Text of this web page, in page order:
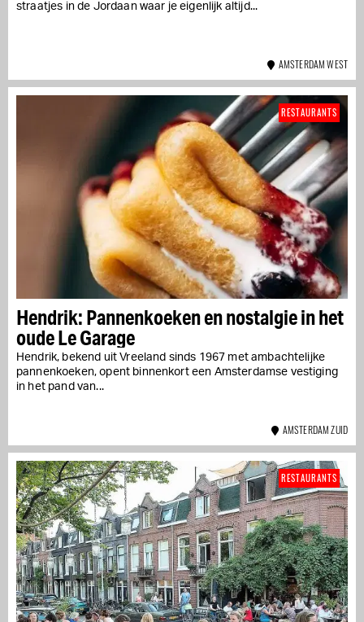
straatjes in de Jordaan waar je eigenlijk altijd...
AMSTERDAM WEST
Hendrik: Pannenkoeken en nostalgie in het
oude Le Garage
Hendrik, bekend uit Vreeland sinds 1967 met ambachtelijke
pannenkoeken, opent binnenkort een Amsterdamse vestiging
in het pand van...
RESTAURANTS
AMSTERDAM ZUID
RESTAURANTS